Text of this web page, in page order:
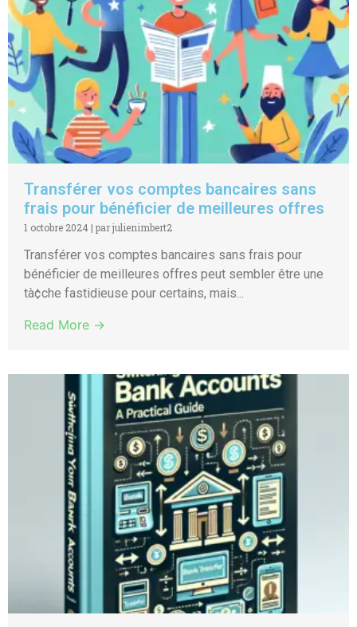
Transférer vos comptes bancaires sans
frais pour bénéficier de meilleures offres
1 octobre 2024 | par julienimbert2
Transférer vos comptes bancaires sans frais pour
bénéficier de meilleures offres peut sembler être une
tà¢che fastidieuse pour certains, mais...
Read More →